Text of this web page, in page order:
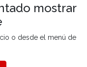
mostrar
o desde el menú de